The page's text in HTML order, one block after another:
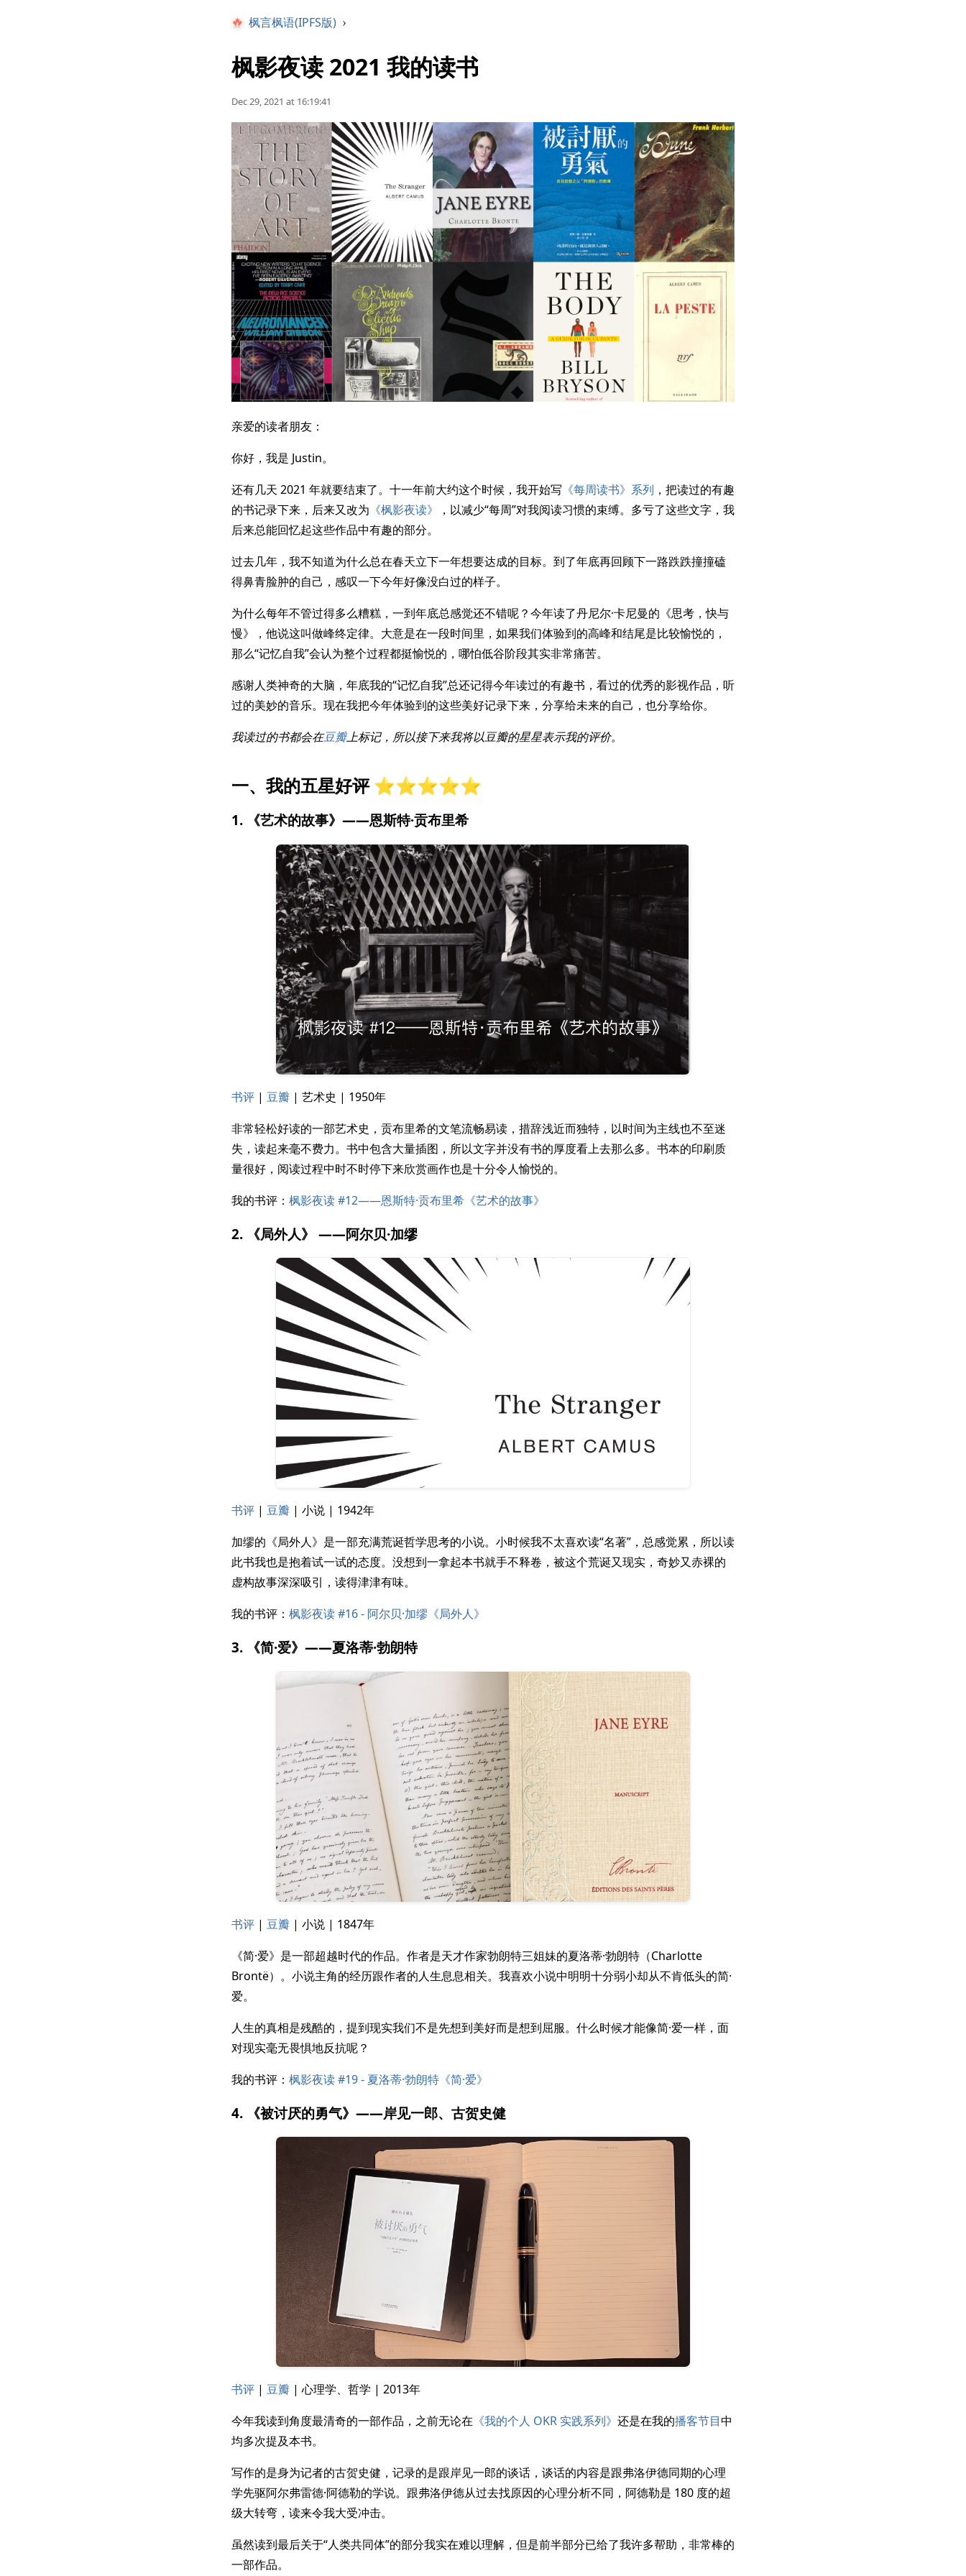
枫言枫语(IPFS版) ›
枫影夜读 2021 我的读书
Dec 29, 2021 at 16:19:41
亲爱的读者朋友：
你好，我是 Justin。
还有几天 2021 年就要结束了。十一年前大约这个时候，我开始写 《每周读书》系列 ，把读过的有趣
的书记录下来，后来又改为 《枫影夜读》
，以减少“每周”对我阅读习惯的束缚。多亏了这些文字，我
后来总能回忆起这些作品中有趣的部分。
过去几年，我不知道为什么总在春天立下一年想要达成的目标。到了年底再回顾下一路跌跌撞撞磕
得鼻青脸肿的自己，感叹一下今年好像没白过的样子。
为什么每年不管过得多么糟糕，一到年底总感觉还不错呢？今年读了丹尼尔·卡尼曼的《思考，快与
慢》，他说这叫做峰终定律。大意是在一段时间里，如果我们体验到的高峰和结尾是比较愉悦的，
那么“记忆自我”会认为整个过程都挺愉悦的，哪怕低谷阶段其实非常痛苦。
感谢人类神奇的大脑，年底我的“记忆自我”总还记得今年读过的有趣书，看过的优秀的影视作品，听
过的美妙的音乐。现在我把今年体验到的这些美好记录下来，分享给未来的自己，也分享给你。
我读过的书都会在豆瓣上标记，所以接下来我将以豆瓣的星星表示我的评价。
一、我的五星好评 ⭐️⭐️⭐️⭐️⭐️
1. 《艺术的故事》——恩斯特·贡布里希
书评 | 豆瓣 | 艺术史 | 1950年
非常轻松好读的一部艺术史，贡布里希的文笔流畅易读，措辞浅近而独特，以时间为主线也不至迷
失，读起来毫不费力。书中包含大量插图，所以文字并没有书的厚度看上去那么多。书本的印刷质
量很好，阅读过程中时不时停下来欣赏画作也是十分令人愉悦的。
我的书评： 枫影夜读 #12——恩斯特·贡布里希《艺术的故事》
2. 《局外人》 ——阿尔贝·加缪
书评 | 豆瓣 | 小说 | 1942年
加缪的《局外人》是一部充满荒诞哲学思考的小说。小时候我不太喜欢读“名著”，总感觉累，所以读
此书我也是抱着试一试的态度。没想到一拿起本书就手不释卷，被这个荒诞又现实，奇妙又赤裸的
虚构故事深深吸引，读得津津有味。
我的书评： 枫影夜读 #16 - 阿尔贝·加缪《局外人》
3. 《简·爱》——夏洛蒂·勃朗特
书评 | 豆瓣 | 小说 | 1847年
《简·爱》是一部超越时代的作品。作者是天才作家勃朗特三姐妹的夏洛蒂·勃朗特（Charlotte
Brontë）。小说主角的经历跟作者的人生息息相关。我喜欢小说中明明十分弱小却从不肯低头的简·
爱。
人生的真相是残酷的，提到现实我们不是先想到美好而是想到屈服。什么时候才能像简·爱一样，面
对现实毫无畏惧地反抗呢？
我的书评： 枫影夜读 #19 - 夏洛蒂·勃朗特《简·爱》
4. 《被讨厌的勇气》——岸见一郎、古贺史健
书评 | 豆瓣 | 心理学、哲学 | 2013年
今年我读到角度最清奇的一部作品，之前无论在 《我的个人 OKR 实践系列》 还是在我的播客节目中
均多次提及本书。
写作的是身为记者的古贺史健，记录的是跟岸见一郎的谈话，谈话的内容是跟弗洛伊德同期的心理
学先驱阿尔弗雷德·阿德勒的学说。跟弗洛伊德从过去找原因的心理分析不同，阿德勒是 180 度的超
级大转弯，读来令我大受冲击。
虽然读到最后关于“人类共同体”的部分我实在难以理解，但是前半部分已给了我许多帮助，非常棒的
一部作品。